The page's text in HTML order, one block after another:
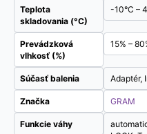
Teplota
skladovania (°C)
-10°C –
Prevádzková
vlhkosť (%)
15% –
Súčasť balenia Adaptér,
Značka GRAM
Funkcie váhy